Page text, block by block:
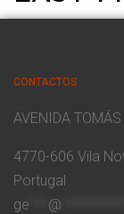
CONTACTOS
AVENIDA
4770-606 Vila
Portugal
ge
@